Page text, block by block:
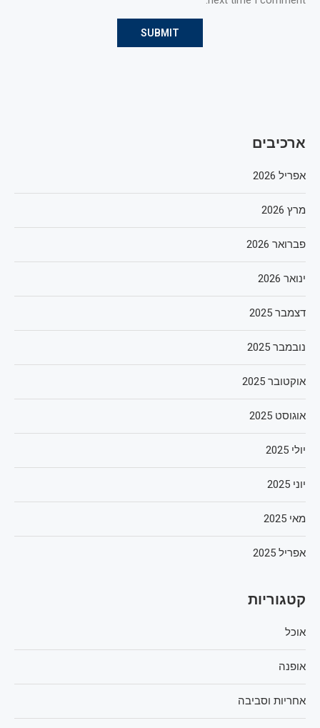
ארכיבים
אפריל 2026
מרץ 2026
פברואר 2026
ינואר 2026
דצמבר 2025
נובמבר 2025
אוקטובר 2025
אוגוסט 2025
יולי 2025
יוני 2025
מאי 2025
אפריל 2025
קטגוריות
אוכל
אופנה
אחריות וסביבה